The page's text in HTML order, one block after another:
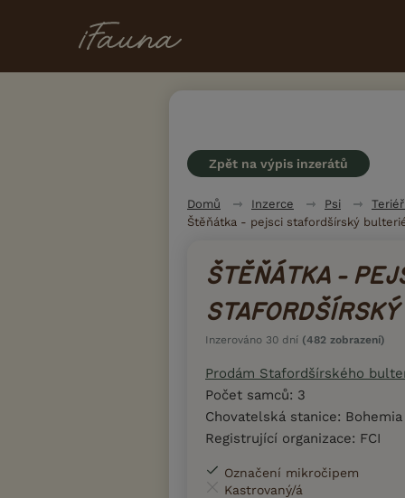
Zpět na výpis inzerátů
Domů Inzerce Psi
Štěňátka - pejsci stafordšírský
ŠTĚŇÁTKA -
Inzerováno 30 dní (482 zobrazení)
Prodám Stafordšírského
Počet samců: 3
Chovatelská stanice:
Registrující organizace: FCI
Označení mikročipem
Kastrovaný/á